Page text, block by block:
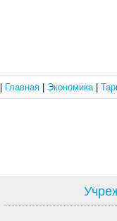
Главная Экономика